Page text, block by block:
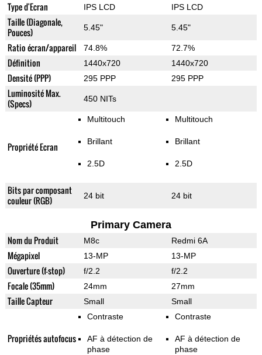
Type d'Ecran IPS LCD IPS LCD
Taille (Diagonale,
Pouces)
5.45" 5.45"
Ratio écran/appareil 74.8% 72.7%
Définition 1440x720 1440x720
Densité (PPP) 295 PPP 295 PPP
Luminosité Max.
(Specs)
450 NITs
Propriété Ecran
Multitouch
Brillant
2.5D
Multitouch
Brillant
2.5D
Bits par composant
couleur (RGB)
24 bit 24 bit
Primary Camera
Nom du Produit M8c Redmi 6A
Mégapixel 13-MP 13-MP
Ouverture (f-stop) f/2.2 f/2.2
Focale (35mm) 24mm 27mm
Taille Capteur Small Small
Propriétés autofocus
Contraste
AF à détection de
phase
Contraste
AF à détection de
phase